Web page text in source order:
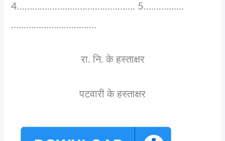
4………………………….……………. 5…………….
…………………………….
रा. नि. के हस्ताक्षर
पटवारी के हस्ताक्षर